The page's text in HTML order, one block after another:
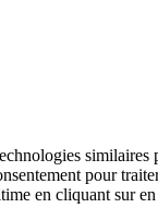
similaires
pour
en cliquant sur